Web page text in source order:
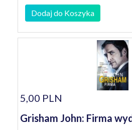
Dodaj do Koszyka
5,00 PLN
Grisham John: Firma